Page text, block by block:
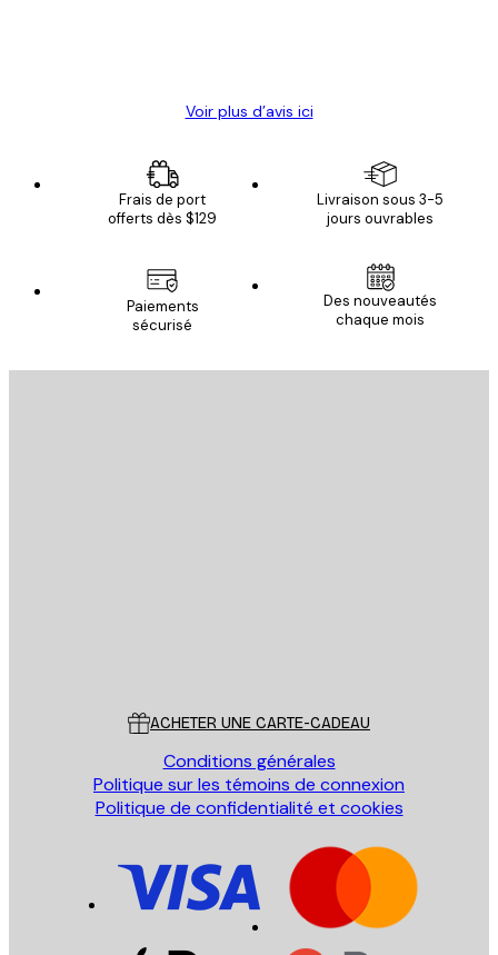
Voir plus d’avis ici
Frais de port
offerts dès $129
Livraison sous 3-5
jours ouvrables
Paiements
sécurisé
Des nouveautés
chaque mois
ACHETER UNE CARTE-CADEAU
Conditions générales
Politique sur les témoins de connexion
Politique de confidentialité et cookies